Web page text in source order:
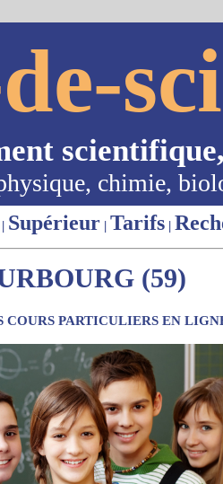
chimie,
| Supérieur | Tarifs |
(59)
COURS PARTICULIERS EN